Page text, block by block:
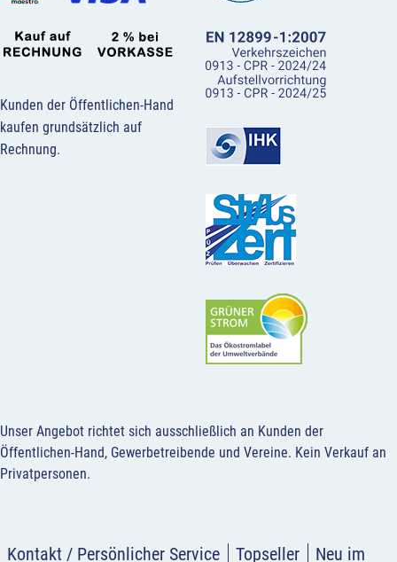
Kunden der Öffentlichen-Hand
kaufen grundsätzlich auf
Rechnung.
Unser Angebot richtet sich ausschließlich an Kunden der
Öffentlichen-Hand, Gewerbetreibende und Vereine. Kein Verkauf an
Privatpersonen.
Kontakt / Persönlicher Service Topseller Neu im